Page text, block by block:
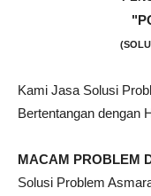
Kami Jasa Solusi
Bertentangan dengan
MACAM PROBLEM
Solusi Problem